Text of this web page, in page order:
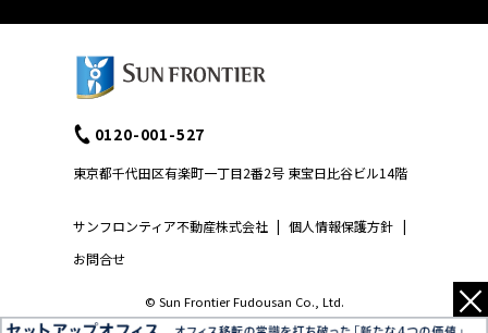
サンフロンティア不動産株式会社 | 個人情報保護方針 |
お問合せ
0120-001-527
東京都千代田区有楽町一丁目2番2号 東宝日比谷ビル14階
© Sun Frontier Fudousan Co., Ltd. ×